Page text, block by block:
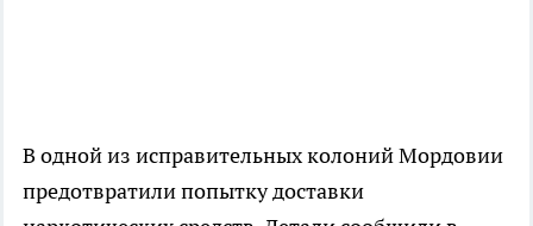
В одной из исправительных колоний Мордовии
предотвратили попытку доставки